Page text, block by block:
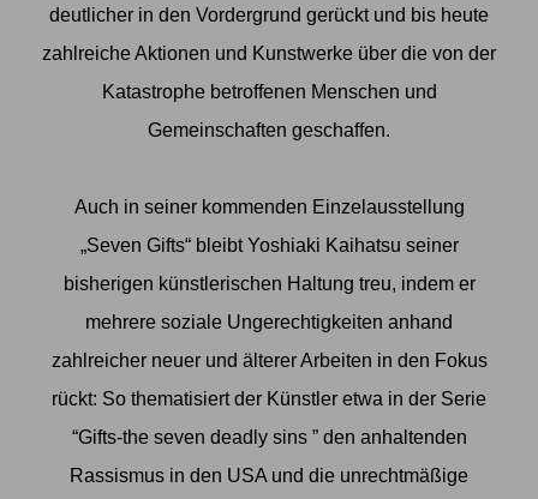
deutlicher in den Vordergrund gerückt und bis heute
zahlreiche Aktionen und Kunstwerke über die von der
Katastrophe betroffenen Menschen und
Gemeinschaften geschaffen.
Auch in seiner kommenden Einzelausstellung
„Seven Gifts“ bleibt Yoshiaki Kaihatsu seiner
bisherigen künstlerischen Haltung treu, indem er
mehrere soziale Ungerechtigkeiten anhand
zahlreicher neuer und älterer Arbeiten in den Fokus
rückt: So thematisiert der Künstler etwa in der Serie
“Gifts-the seven deadly sins ” den anhaltenden
Rassismus in den USA und die unrechtmäßige